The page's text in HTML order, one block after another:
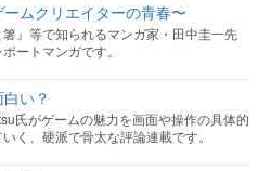
ムクリエイターの青春〜
箸』等で知られるマンガ家・田中圭一先
ートマンガです。
い？
氏がゲームの魅力を画面や操作の具体的
く、硬派で骨太な評論連載です。